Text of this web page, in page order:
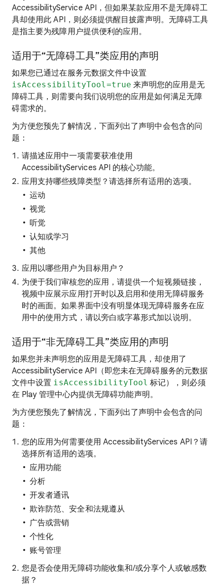
AccessibilityService API，但如果某款应用不是无障碍工
具却使用此 API，则必须提供醒目披露声明。无障碍工具
是指主要为残障用户提供便利的应用。
适用于“无障碍工具”类应用的声明
如果您已通过在服务元数据文件中设置
isAccessibilityTool=true 来声明您的应用是无
障碍工具，则需要向我们说明您的应用是如何满足无障
碍需求的。
为方便您预先了解情况，下面列出了声明中会包含的问
题：
请描述应用中一项需要获准使用
AccessibilityServices API 的核心功能。
应用支持哪些残障类型？请选择所有适用的选项。
运动
视觉
听觉
认知或学习
其他
应用以哪些用户为目标用户？
为便于我们审核您的应用，请提供一个短视频链接，
视频中应展示应用打开时以及启用和使用无障碍服务
时的画面。如果界面中没有明显体现无障碍服务在应
用中的使用方式，请以旁白或字幕形式加以说明。
适用于“非无障碍工具”类应用的声明
如果您并未声明您的应用是无障碍工具，却使用了
AccessibilityService API（即您未在无障碍服务的元数据
文件中设置 isAccessibilityTool 标记），则必须
在 Play 管理中心内提供无障碍功能声明。
为方便您预先了解情况，下面列出了声明中会包含的问
题：
您的应用为何需要使用 AccessibilityServices API？请
选择所有适用的选项。
应用功能
分析
开发者通讯
欺诈防范、安全和法规遵从
广告或营销
个性化
账号管理
您是否会使用无障碍功能收集和/或分享个人或敏感数
据？